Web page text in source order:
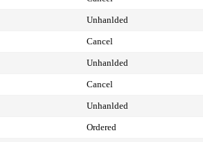
Unhanlded
Cancel
Unhanlded
Cancel
Unhanlded
Ordered